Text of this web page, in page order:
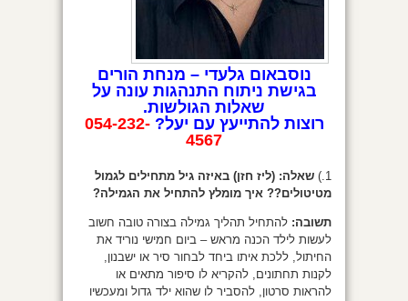
נוסבאום גלעדי – מנחת הורים
בגישת ניתוח התנהגות עונה על
שאלות הגולשות.
רוצות להתייעץ עם יעל?054-232-
4567
1.) שאלה: (ליז חזן) באיזה גיל מתחילים לגמול
מטיטולים?? איך מומלץ להתחיל את הגמילה?
תשובה: להתחיל תהליך גמילה בצורה טובה חשוב
לעשות לילד הכנה מראש – ביום חמישי נוריד את
החיתול, ללכת איתו ביחד לבחור סיר או ישבנון,
לקנות תחתונים, להקריא לו סיפור מתאים או
להראות סרטון, להסביר לו שהוא ילד גדול ומעכשיו